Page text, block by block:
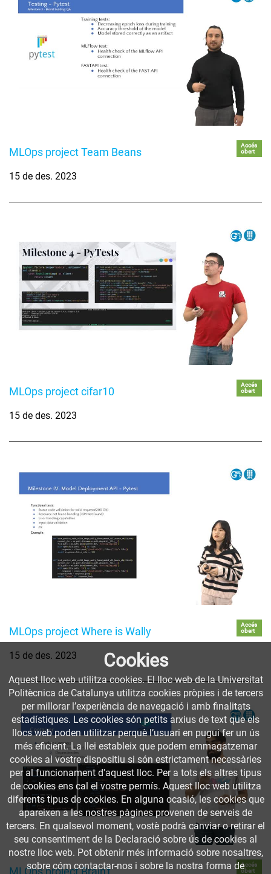
MLOps project Team Beans
Accés
obert
15 de des. 2023
MLOps project cifar10
Accés
obert
15 de des. 2023
MLOps project Where is Wally
Accés
obert
15 de des. 2023
MLOps project Brain't
Accés
obert
Cookies
Aquest lloc web utilitza cookies. El lloc web de la Universitat
Politècnica de Catalunya utilitza cookies pròpies i de tercers
per millorar l’experiència de navegació i amb finalitats
estadístiques. Les cookies són petits arxius de text que els
llocs web poden utilitzar perquè l’usuari en pugui fer un ús
més eficient. La llei estableix que podem emmagatzemar
cookies al vostre dispositiu si són estrictament necessàries
per al funcionament d'aquest lloc. Per a tots els altres tipus
de cookies ens cal el vostre permís. Aquest lloc web utilitza
diferents tipus de cookies. En alguna ocasió, les cookies que
apareixen a les nostres pàgines provenen de serveis de
tercers. En qualsevol moment, vostè podrà canviar o retirar el
seu consentiment de la Declaració sobre ús de cookies al
nostre lloc web. Pot obtenir més informació sobre nosaltres,
sobre cóm contactar-nos i sobre la nostra forma de